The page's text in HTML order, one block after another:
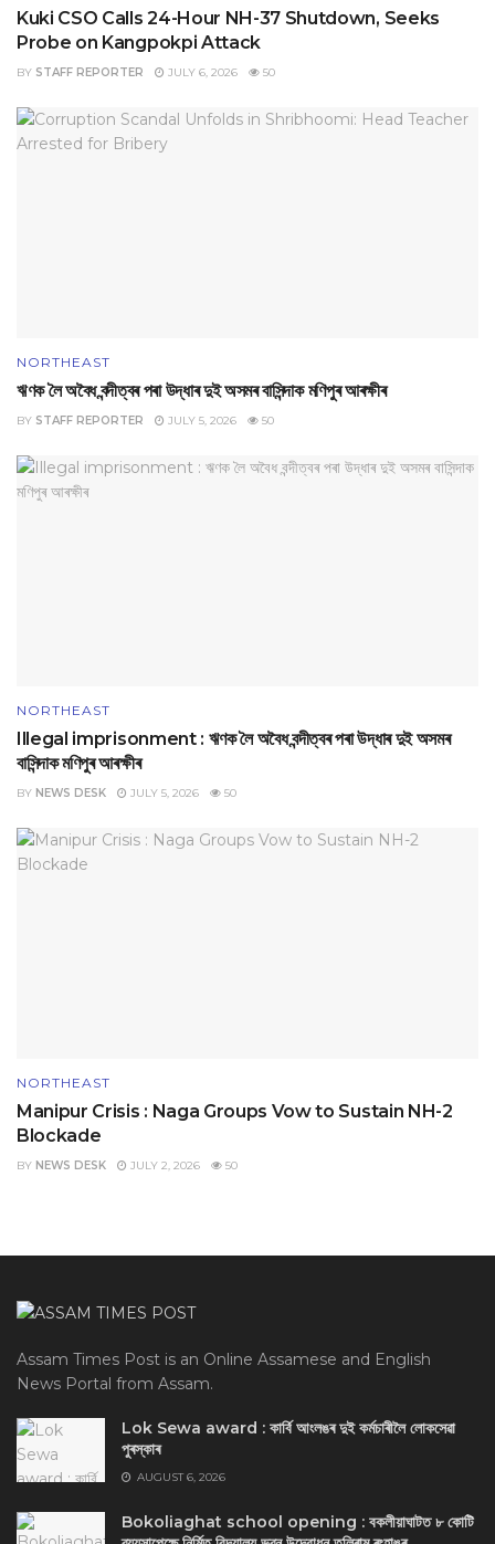
Kuki CSO Calls 24-Hour NH-37 Shutdown, Seeks
Probe on Kangpokpi Attack
BY STAFF REPORTER JULY 6, 2026 50
NORTHEAST
ঋণক লৈ অবৈধ বন্দীত্বৰ পৰা উদ্ধাৰ দুই অসমৰ বাসিন্দাক মণিপুৰ আৰক্ষীৰ
BY STAFF REPORTER JULY 5, 2026 50
NORTHEAST
Illegal imprisonment : ঋণক লৈ অবৈধ বন্দীত্বৰ পৰা উদ্ধাৰ দুই অসমৰ
বাসিন্দাক মণিপুৰ আৰক্ষীৰ
BY NEWS DESK JULY 5, 2026 50
NORTHEAST
Manipur Crisis : Naga Groups Vow to Sustain NH-2
Blockade
BY NEWS DESK JULY 2, 2026 50
Assam Times Post is an Online Assamese and English
News Portal from Assam.
Lok Sewa award : কাৰ্বি আংলঙৰ দুই কৰ্মচাৰীলৈ লোকসেৱা
পুৰস্কাৰ
AUGUST 6, 2026
Bokoliaghat school opening : বকলীয়াঘাটত ৮ কোটি